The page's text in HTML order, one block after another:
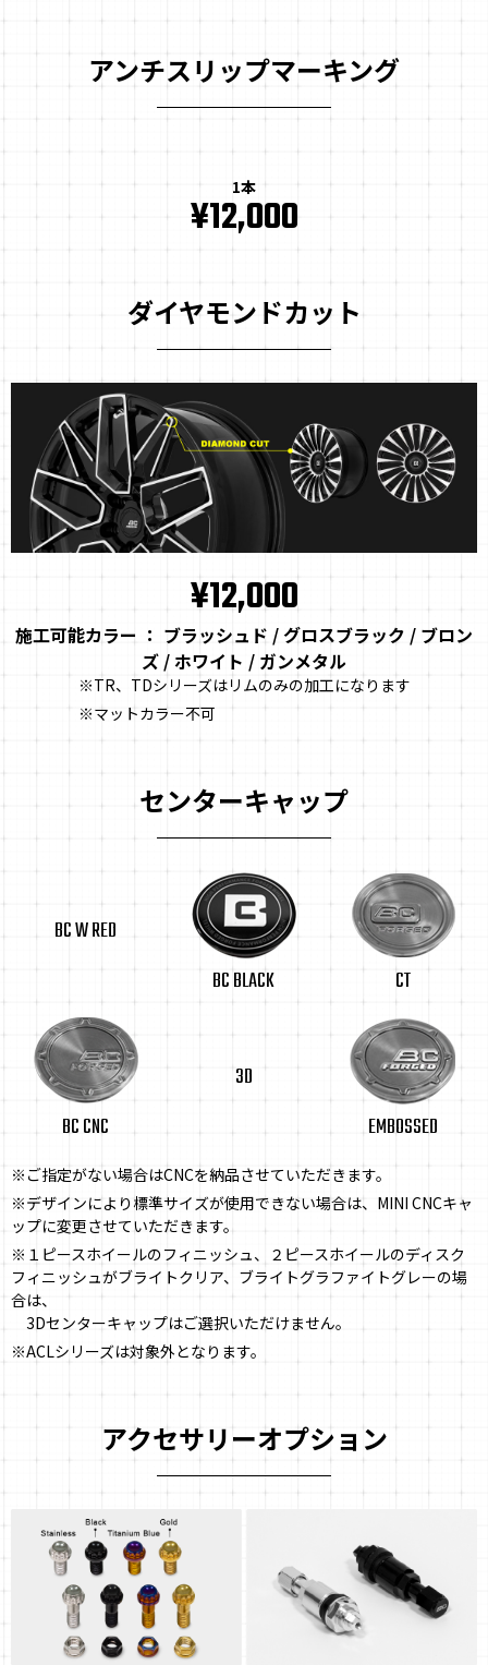
アンチスリップマーキング
1本
¥12,000
ダイヤモンドカット
¥12,000
施工可能カラー ： ブラッシュド / グロスブラック / ブロン
ズ / ホワイト / ガンメタル
※TR、TDシリーズはリムのみの加工になります
※マットカラー不可
センターキャップ
BC W RED
BC BLACK
CT
BC CNC
3D
EMBOSSED
※ご指定がない場合はCNCを納品させていただきます。
※デザインにより標準サイズが使用できない場合は、MINI CNCキャ
ップに変更させていただきます。
※１ピースホイールのフィニッシュ、２ピースホイールのディスク
フィニッシュがブライトクリア、ブライトグラファイトグレーの場
合は、
3Dセンターキャップはご選択いただけません。
※ACLシリーズは対象外となります。
アクセサリーオプション